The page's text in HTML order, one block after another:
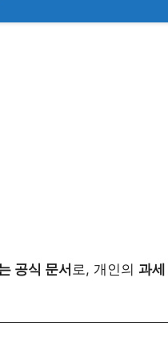
공식 문서 로, 개인의 과